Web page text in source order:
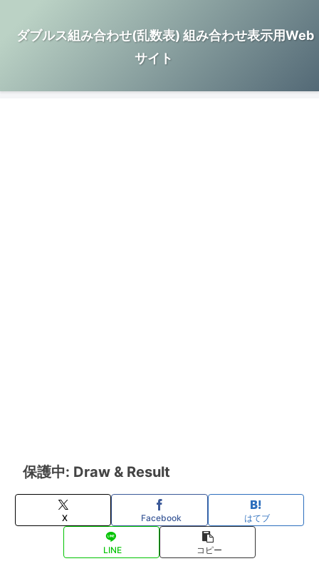
ダブルス組み合わせ(乱数表) 組み合わせ表示用Web
サイト
保護中: Draw & Result
X Facebook はてブ
LINE コピー